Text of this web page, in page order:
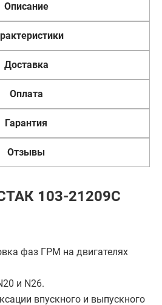
Описание
Доставка
Оплата
Гарантия
Отзывы
103-21209C
фаз ГРМ на двигателях
и N26.
впускного и выпускного